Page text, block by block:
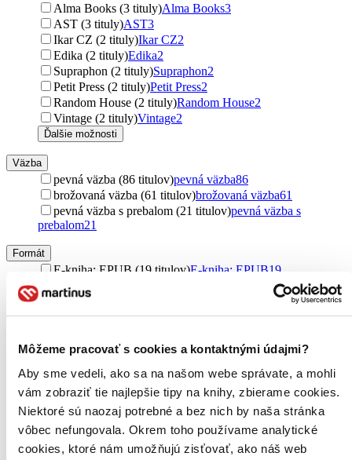
Môžeme pracovať s cookies a kontaktnými údajmi?
Aby sme vedeli, ako sa na našom webe správate, a mohli
vám zobraziť tie najlepšie tipy na knihy, zbierame cookies.
Niektoré sú naozaj potrebné a bez nich by naša stránka
vôbec nefungovala. Okrem toho používame analytické
cookies, ktoré nám umožňujú zisťovať, ako náš web
Alma Books (3 tituly)Alma Books3
AST (3 tituly)AST3
Ikar CZ (2 tituly)Ikar CZ2
Edika (2 tituly)Edika2
Supraphon (2 tituly)Supraphon2
Petit Press (2 tituly)Petit Press2
Random House (2 tituly)Random House2
Vintage (2 tituly)Vintage2
Ďalšie možnosti
Väzba
pevná väzba (86 titulov)pevná väzba86
brožovaná väzba (61 titulov)brožovaná väzba61
pevná väzba s prebalom (21 titulov)pevná väzba s
prebalom21
Formát
E-kniha: EPUB (19 titulov)E-kniha: EPUB19
E-kniha: MOBI (19 titulov)
19
E-kniha: PDF (17 titulov)
Audiokniha: MP3 (11 titulov)Audiokniha: MP311
Ďalšie možnosti
Zúžiť výber
Zoradiť